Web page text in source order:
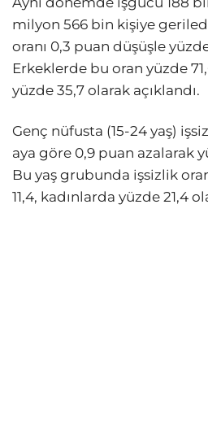
milyon 566 bin kişiye
oranı 0,3 puan düşüşle
Erkeklerde bu oran yüzde
yüzde 35,7 olarak açıklandı.
Genç nüfusta (15-24 yaş)
aya göre 0,9 puan azalarak
Bu yaş grubunda işsizlik
11,4, kadınlarda yüzde 21,4